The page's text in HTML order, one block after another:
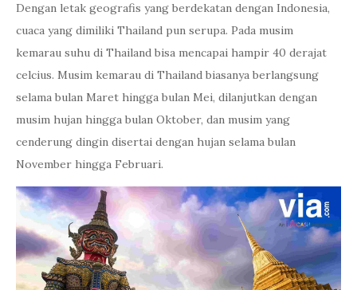
Dengan letak geografis yang berdekatan dengan Indonesia,
cuaca yang dimiliki Thailand pun serupa. Pada musim
kemarau suhu di Thailand bisa mencapai hampir 40 derajat
celcius. Musim kemarau di Thailand biasanya berlangsung
selama bulan Maret hingga bulan Mei, dilanjutkan dengan
musim hujan hingga bulan Oktober, dan musim yang
cenderung dingin disertai dengan hujan selama bulan
November hingga Februari.